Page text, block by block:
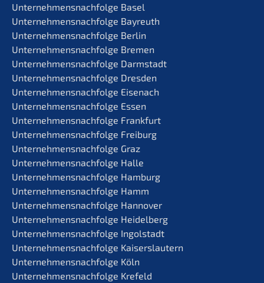
Unternehmens­nachfolge Basel
Unternehmens­nachfolge Bayreuth
Unternehmens­nachfolge Berlin
Unternehmens­nachfolge Bremen
Unternehmens­nachfolge Darmstadt
Unternehmens­nachfolge Dresden
Unternehmens­nachfolge Eisenach
Unternehmens­nachfolge Essen
Unternehmens­nachfolge Frankfurt
Unternehmens­nachfolge Freiburg
Unternehmens­nachfolge Graz
Unternehmens­nachfolge Halle
Unternehmens­nachfolge Hamburg
Unternehmens­nachfolge Hamm
Unternehmens­nachfolge Hannover
Unternehmens­nachfolge Heidelberg
Unternehmens­nachfolge Ingolstadt
Unternehmens­nachfolge Kaiserslautern
Unternehmens­nachfolge Köln
Unternehmens­nachfolge Krefeld